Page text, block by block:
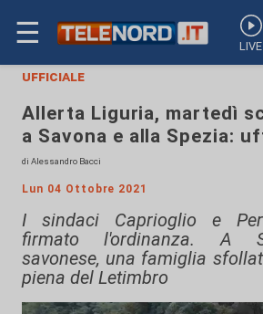
☰ LIVE
ufficiale
Allerta Liguria, martedì
a Savona e alla Spezia:
di Alessandro Bacci
Lun 04 Ottobre 2021
I sindaci Caprioglio e
firmato l'ordinanza. A
savonese, una famiglia
piena del Letimbro